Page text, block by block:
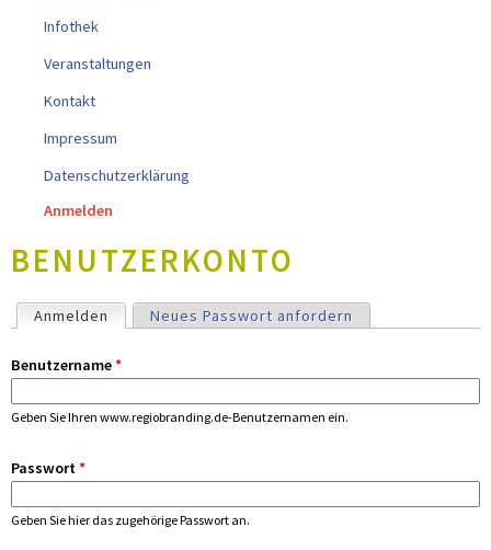
Infothek
Veranstaltungen
Kontakt
Impressum
Datenschutzerklärung
Anmelden
BENUTZERKONTO
H
U
T
R
E
I
Anmelden (aktiver Reiter)
Neues Passwort anfordern
Benutzername*
Geben Sie Ihren www.regiobranding.de-Benutzernamen ein.
Passwort*
Geben Sie hier das zugehörige Passwort an.